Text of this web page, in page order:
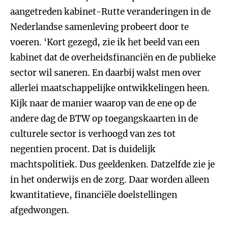
aangetreden kabinet-Rutte veranderingen in de
Nederlandse samenleving probeert door te
voeren. ‘Kort gezegd, zie ik het beeld van een
kabinet dat de overheidsfinanciën en de publieke
sector wil saneren. En daarbij walst men over
allerlei maatschappelijke ontwikkelingen heen.
Kijk naar de manier waarop van de ene op de
andere dag de BTW op toegangskaarten in de
culturele sector is verhoogd van zes tot
negentien procent. Dat is duidelijk
machtspolitiek. Dus geeldenken. Datzelfde zie je
in het onderwijs en de zorg. Daar worden alleen
kwantitatieve, financiële doelstellingen
afgedwongen.